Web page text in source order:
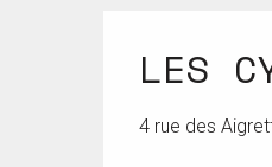
Vanaf10
LES
4 rue des